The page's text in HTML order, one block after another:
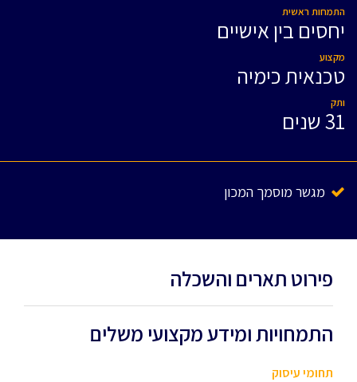
התמחות ראשית
יחסים בין אישיים
מקצוע
טכנאית כימיה
ותק
31 שנים
מגשר מוסמך המכון
פירוט תארים והשכלה
התמחויות ומידע מקצועי משלים
תחומי עיסוק